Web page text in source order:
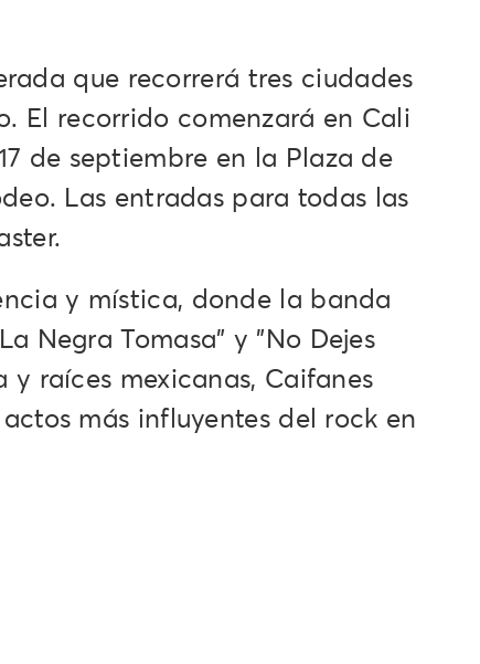
que recorrerá tres ciudades
El recorrido comenzará en Cali
de septiembre en la Plaza de
Las entradas para todas las
y mística, donde la banda
Negra Tomasa" y "No Dejes
raíces mexicanas, Caifanes
más influyentes del rock en